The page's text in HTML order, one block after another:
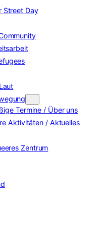
Street Day
Termine / Über uns
Aktivitäten / Aktuelles
Zentrum